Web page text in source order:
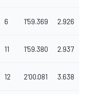
6 1'59.369 2.926
11 1'59.380 2.937
12 2'00.081 3.638